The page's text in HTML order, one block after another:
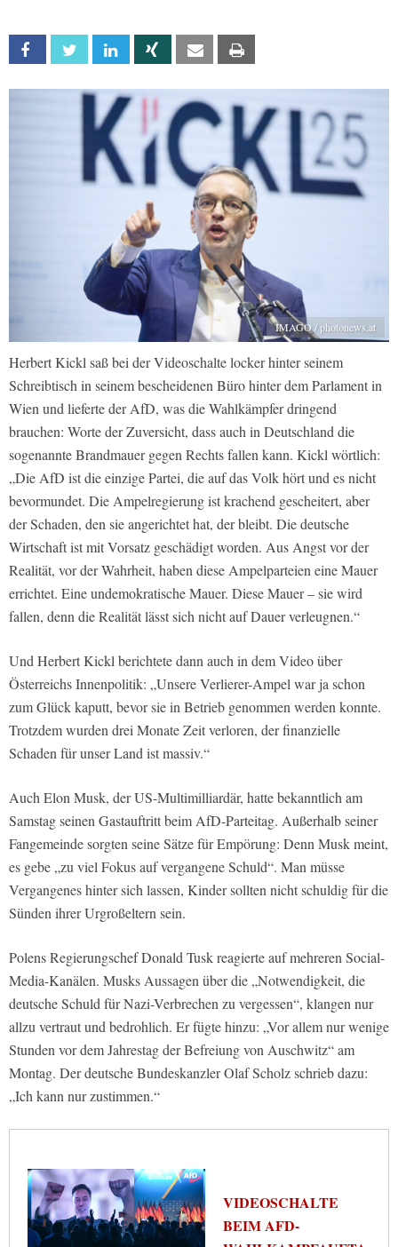
Facebook Twitter Linkedin Xing Email
IMAGO / photonews.at
Herbert Kickl saß bei der Videoschalte locker hinter seinem
Schreibtisch in seinem bescheidenen Büro hinter dem Parlament in
Wien und lieferte der AfD, was die Wahlkämpfer dringend
brauchen: Worte der Zuversicht, dass auch in Deutschland die
sogenannte Brandmauer gegen Rechts fallen kann. Kickl wörtlich:
„Die AfD ist die einzige Partei, die auf das Volk hört und es nicht
bevormundet. Die Ampelregierung ist krachend gescheitert, aber
der Schaden, den sie angerichtet hat, der bleibt. Die deutsche
Wirtschaft ist mit Vorsatz geschädigt worden. Aus Angst vor der
Realität, vor der Wahrheit, haben diese Ampelparteien eine Mauer
errichtet. Eine undemokratische Mauer. Diese Mauer – sie wird
fallen, denn die Realität lässt sich nicht auf Dauer verleugnen.“
Und Herbert Kickl berichtete dann auch in dem Video über
Österreichs Innenpolitik: „Unsere Verlierer-Ampel war ja schon
zum Glück kaputt, bevor sie in Betrieb genommen werden konnte.
Trotzdem wurden drei Monate Zeit verloren, der finanzielle
Schaden für unser Land ist massiv.“
Auch Elon Musk, der US-Multimilliardär, hatte bekanntlich am
Samstag seinen Gastauftritt beim AfD-Parteitag. Außerhalb seiner
Fangemeinde sorgten seine Sätze für Empörung: Denn Musk meint,
es gebe „zu viel Fokus auf vergangene Schuld“. Man müsse
Vergangenes hinter sich lassen, Kinder sollten nicht schuldig für die
Sünden ihrer Urgroßeltern sein.
Polens Regierungschef Donald Tusk reagierte auf mehreren Social-
Media-Kanälen. Musks Aussagen über die „Notwendigkeit, die
deutsche Schuld für Nazi-Verbrechen zu vergessen“, klangen nur
allzu vertraut und bedrohlich. Er fügte hinzu: „Vor allem nur wenige
Stunden vor dem Jahrestag der Befreiung von Auschwitz“ am
Montag. Der deutsche Bundeskanzler Olaf Scholz schrieb dazu:
„Ich kann nur zustimmen.“
VIDEOSCHALTE
BEIM AFD-